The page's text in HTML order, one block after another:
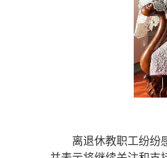
离退休教职工纷纷